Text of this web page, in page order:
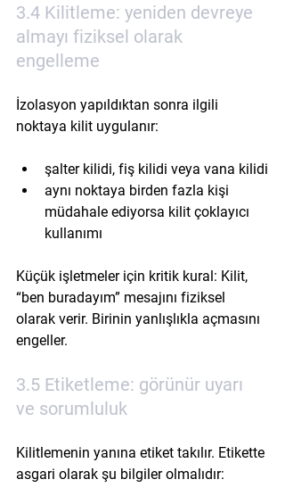
3.4 Kilitleme: yeniden devreye
almayı fiziksel olarak
engelleme
İzolasyon yapıldıktan sonra ilgili
noktaya kilit uygulanır:
şalter kilidi, fiş kilidi veya vana kilidi
aynı noktaya birden fazla kişi
müdahale ediyorsa kilit çoklayıcı
kullanımı
Küçük işletmeler için kritik kural: Kilit,
“ben buradayım” mesajını fiziksel
olarak verir. Birinin yanlışlıkla açmasını
engeller.
3.5 Etiketleme: görünür uyarı
ve sorumluluk
Kilitlemenin yanına etiket takılır. Etikette
asgari olarak şu bilgiler olmalıdır: